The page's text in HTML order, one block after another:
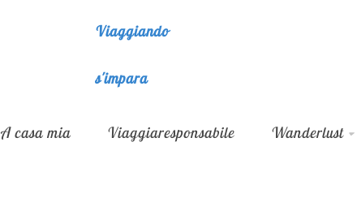
Viaggiando
s'impara
A casa mia Viaggiaresponsabile Wanderlust